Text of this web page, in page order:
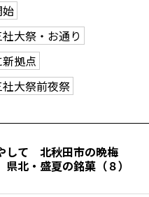
大祭・お通り
拠点
大祭前夜祭
して 北秋田市の晩梅
北・盛夏の銘菓（８）